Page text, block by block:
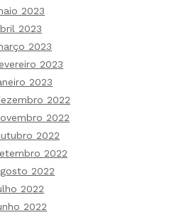
2023
2023
2023
2023
2023
2022
2022
2022
2022
2022
2022
2022